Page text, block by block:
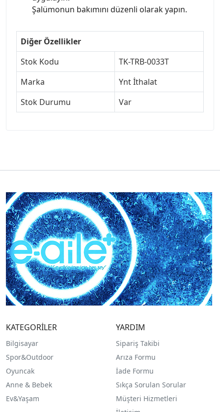
Şalümonun bakımını düzenli olarak yapın.
Diğer Özellikler
Stok Kodu
TK-TRB-0033T
Marka
Ynt İthalat
Stok Durumu
Var
KATEGORİLER
Bilgisayar
Spor&Outdoor
Oyuncak
Anne & Bebek
Ev&Yaşam
YARDIM
Sipariş Takibi
Arıza Formu
İade Formu
Sıkça Sorulan Sorular
Müşteri Hizmetleri